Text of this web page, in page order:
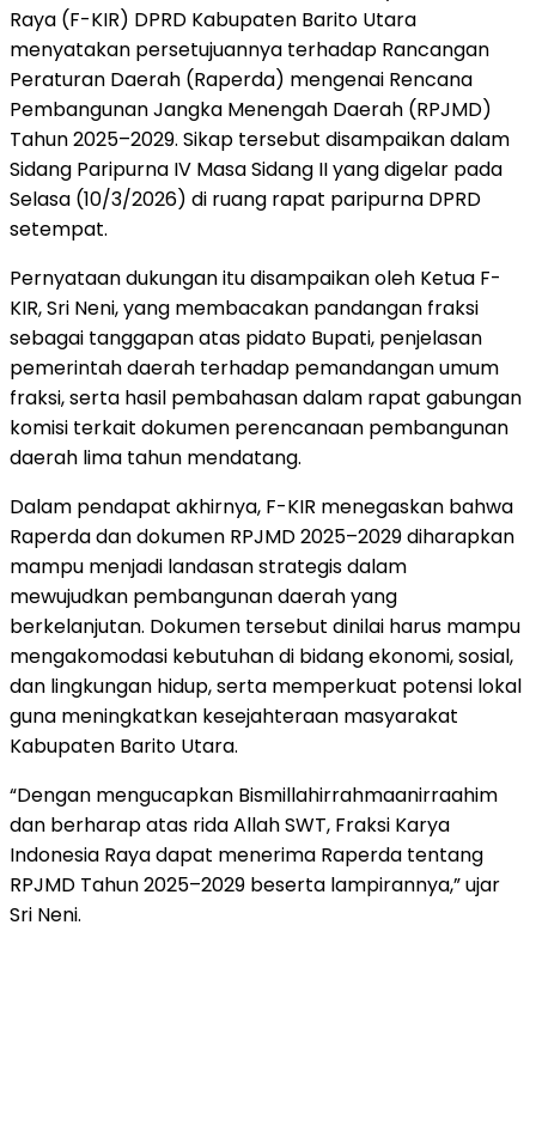
Raya (F-KIR) DPRD Kabupaten Barito Utara
menyatakan persetujuannya terhadap Rancangan
Peraturan Daerah (Raperda) mengenai Rencana
Pembangunan Jangka Menengah Daerah (RPJMD)
Tahun 2025–2029. Sikap tersebut disampaikan dalam
Sidang Paripurna IV Masa Sidang II yang digelar pada
Selasa (10/3/2026) di ruang rapat paripurna DPRD
setempat.
Pernyataan dukungan itu disampaikan oleh Ketua F-
KIR, Sri Neni, yang membacakan pandangan fraksi
sebagai tanggapan atas pidato Bupati, penjelasan
pemerintah daerah terhadap pemandangan umum
fraksi, serta hasil pembahasan dalam rapat gabungan
komisi terkait dokumen perencanaan pembangunan
daerah lima tahun mendatang.
Dalam pendapat akhirnya, F-KIR menegaskan bahwa
Raperda dan dokumen RPJMD 2025–2029 diharapkan
mampu menjadi landasan strategis dalam
mewujudkan pembangunan daerah yang
berkelanjutan. Dokumen tersebut dinilai harus mampu
mengakomodasi kebutuhan di bidang ekonomi, sosial,
dan lingkungan hidup, serta memperkuat potensi lokal
guna meningkatkan kesejahteraan masyarakat
Kabupaten Barito Utara.
“Dengan mengucapkan Bismillahirrahmaanirraahim
dan berharap atas rida Allah SWT, Fraksi Karya
Indonesia Raya dapat menerima Raperda tentang
RPJMD Tahun 2025–2029 beserta lampirannya,” ujar
Sri Neni.